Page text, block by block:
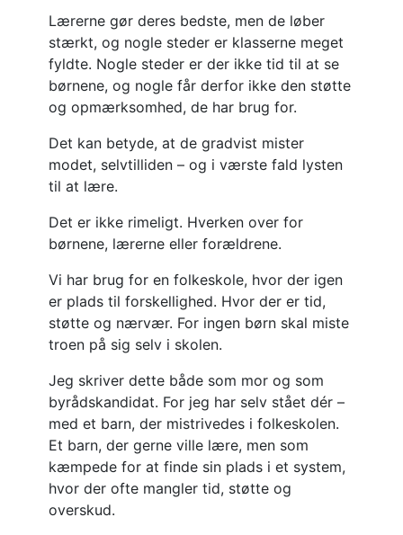
Lærerne gør deres bedste, men de løber
stærkt, og nogle steder er klasserne meget
fyldte. Nogle steder er der ikke tid til at se
børnene, og nogle får derfor ikke den støtte
og opmærksomhed, de har brug for.
Det kan betyde, at de gradvist mister
modet, selvtilliden – og i værste fald lysten
til at lære.
Det er ikke rimeligt. Hverken over for
børnene, lærerne eller forældrene.
Vi har brug for en folkeskole, hvor der igen
er plads til forskellighed. Hvor der er tid,
støtte og nærvær. For ingen børn skal miste
troen på sig selv i skolen.
Jeg skriver dette både som mor og som
byrådskandidat. For jeg har selv stået dér –
med et barn, der mistrivedes i folkeskolen.
Et barn, der gerne ville lære, men som
kæmpede for at finde sin plads i et system,
hvor der ofte mangler tid, støtte og
overskud.